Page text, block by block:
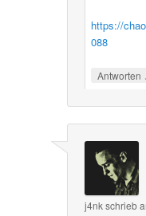
https://
088
Antworten
j4nkschrieb